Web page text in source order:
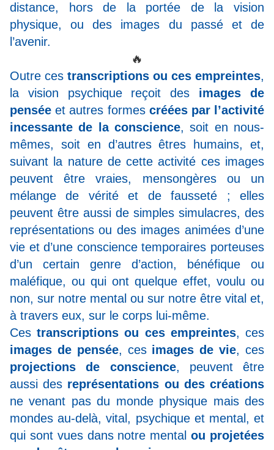
distance, hors de la portée de la vision
physique, ou des images du passé et de
l’avenir.
🔥
Outre ces transcriptions ou ces empreintes,
la vision psychique reçoit des images de
pensée et autres formes créées par l’activité
incessante de la conscience, soit en nous-
mêmes, soit en d’autres êtres humains, et,
suivant la nature de cette activité ces images
peuvent être vraies, mensongères ou un
mélange de vérité et de fausseté ; elles
peuvent être aussi de simples simulacres, des
représentations ou des images animées d’une
vie et d’une conscience temporaires porteuses
d’un certain genre d’action, bénéfique ou
maléfique, ou qui ont quelque effet, voulu ou
non, sur notre mental ou sur notre être vital et,
à travers eux, sur le corps lui-même.
Cestranscriptions ou ces empreintes, ces
images de pensée, cesimages de vie, ces
projections de conscience, peuvent être
aussi des représentations ou des créations
ne venant pas du monde physique mais des
mondes au-delà, vital, psychique et mental, et
qui sont vues dans notre mentalou projetées